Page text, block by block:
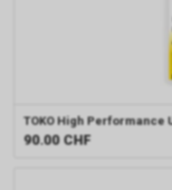
TOKO High Performance
90.00 CHF